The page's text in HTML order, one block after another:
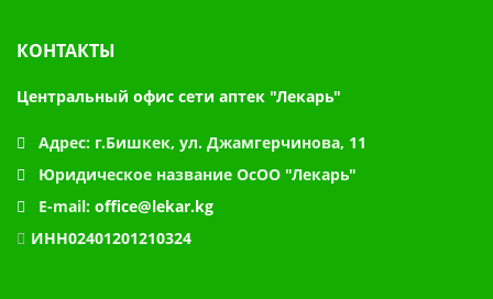
КОНТАКТЫ
Центральный офис сети аптек "Лекарь"
Адрес: г.Бишкек, ул. Джамгерчинова, 11
Юридическое название ОсОО "Лекарь"
E-mail: office@lekar.kg
ИНН02401201210324